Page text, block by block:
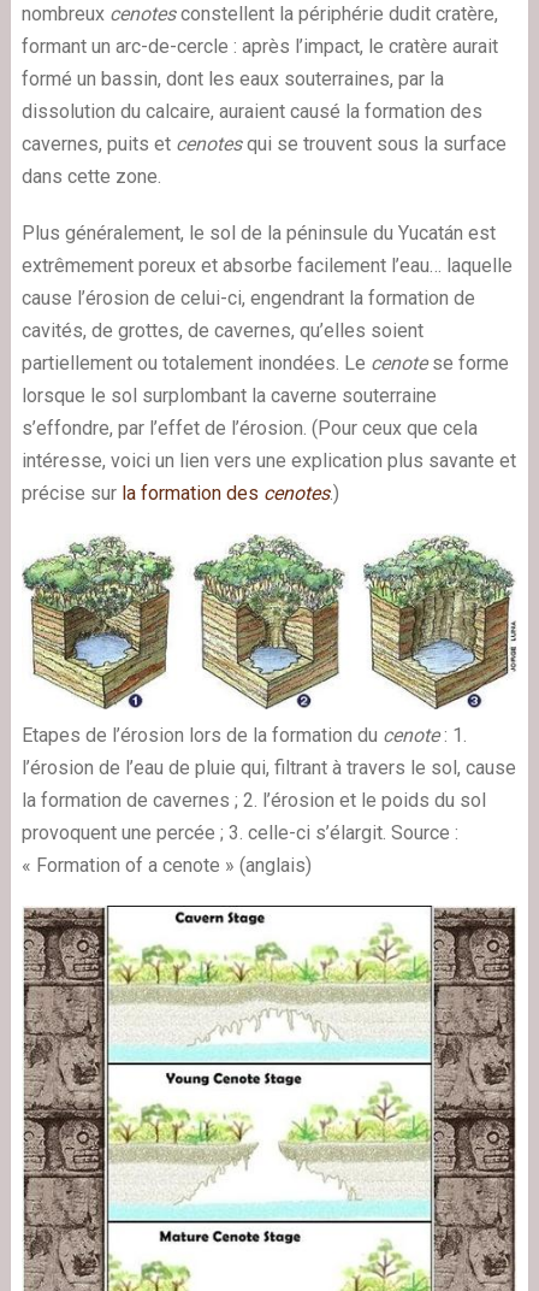
nombreux cenotesconstellent la périphérie dudit cratère,
formant un arc-de-cercle : après l’impact, le cratère aurait
formé un bassin, dont les eaux souterraines, par la
dissolution du calcaire, auraient causé la formation des
cavernes, puits et cenotesqui se trouvent sous la surface
dans cette zone.
Plus généralement, le sol de la péninsule du Yucatán est
extrêmement poreux et absorbe facilement l’eau… laquelle
cause l’érosion de celui-ci, engendrant la formation de
cavités, de grottes, de cavernes, qu’elles soient
partiellement ou totalement inondées. Le cenotese forme
lorsque le sol surplombant la caverne souterraine
s’effondre, par l’effet de l’érosion. (Pour ceux que cela
intéresse, voici un lien vers une explication plus savante et
précise sur la formation des cenotes.)
Etapes de l’érosion lors de la formation du cenote: 1.
l’érosion de l’eau de pluie qui, filtrant à travers le sol, cause
la formation de cavernes ; 2. l’érosion et le poids du sol
provoquent une percée ; 3. celle-ci s’élargit. Source :
« Formation of a cenote » (anglais)